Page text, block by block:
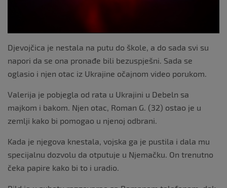
Djevojčica je nestala na putu do škole, a do sada svi su
napori da se ona pronađe bili bezuspješni. Sada se
oglasio i njen otac iz Ukrajine očajnom video porukom.
Valerija je pobjegla od rata u Ukrajini u Debeln sa
majkom i bakom. Njen otac, Roman G. (32) ostao je u
zemlji kako bi pomogao u njenoj odbrani.
Kada je njegova knestala, vojska ga je pustila i dala mu
specijalnu dozvolu da otputuje u Njemačku. On trenutno
čeka papire kako bi to i uradio.